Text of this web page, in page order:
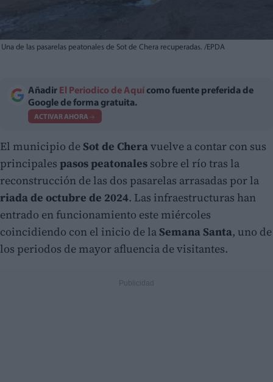
Una de las pasarelas peatonales de Sot de Chera recuperadas. /EPDA
Añadir El Periodico de Aquí como fuente preferida de
Google de forma gratuita.
ACTIVAR AHORA
El municipio de Sot de Cheravuelve a contar con sus
principales pasos peatonales sobre el río tras la
reconstrucción de las dos pasarelas arrasadas por la
riada de octubre de 2024. Las infraestructuras han
entrado en funcionamiento este miércoles
coincidiendo con el inicio de la Semana Santa, uno de
los periodos de mayor afluencia de visitantes.